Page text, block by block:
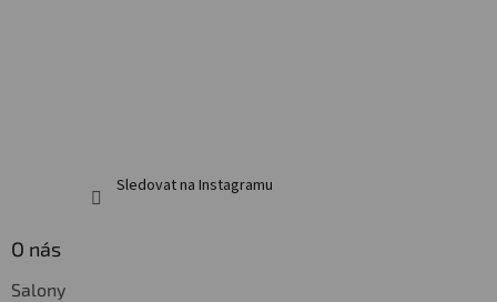
Sledovat na Instagramu
O nás
Salony